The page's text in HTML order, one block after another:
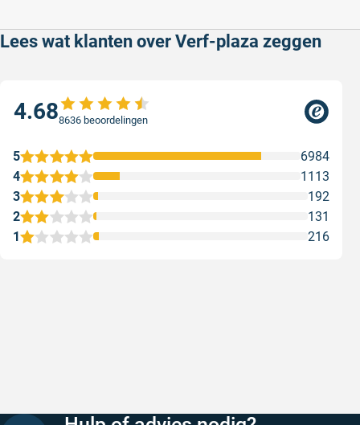
Lees wat klanten over Verf-plaza zeggen
4.688636 beoordelingen
1 216
2 131
3 192
4 1113
5 6984